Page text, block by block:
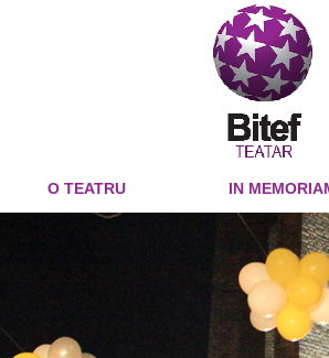
O TEATRU IN